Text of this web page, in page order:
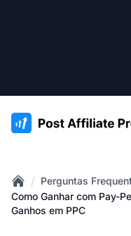
:site.title
Home
/ Perguntas
Como Ganhar com Pay-
Ganhos em PPC